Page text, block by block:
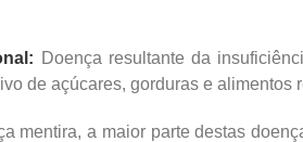
Doença resultante da
de açúcares, gorduras e alimentos
mentira, a maior parte destas